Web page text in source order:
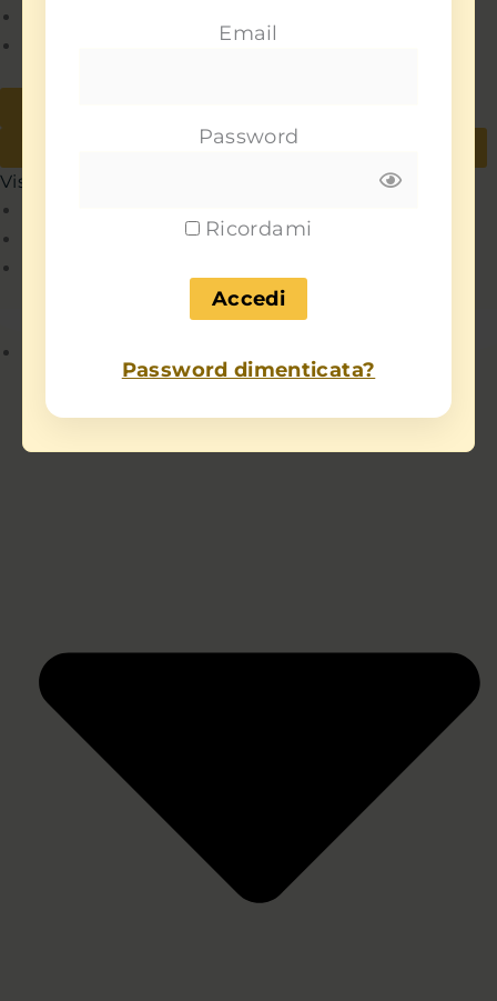
Per saperne di più su questi scopi
Visualizza le preferenze
Visualizza le preferenze
Email
Password
Ricordami
Password dimenticata?